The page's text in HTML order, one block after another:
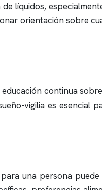
líquidos,
orientación sobre
continua
vigilia es esencial
una persona